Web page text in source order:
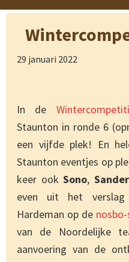
29 januari 2022
In de
Staunton in ronde 6
een vijfde plek! En
Staunton eventjes op
keer ook Sono, Sander
even uit het verslag
Hardeman op de
van de Noordelijke
aanvoering van de